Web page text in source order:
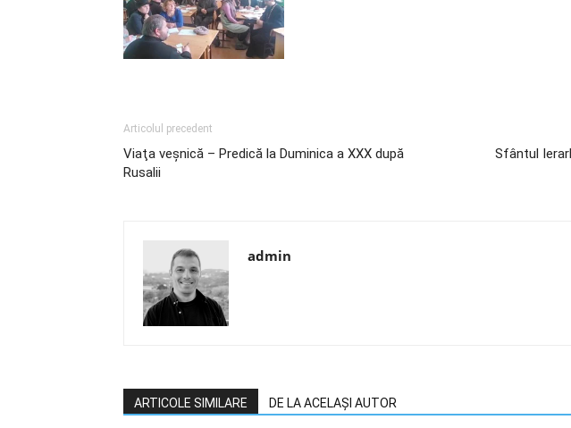
Articolul precedent
Viaţa veşnică – Predică la Duminica a XXX după
Rusalii
Sfântul
admin
ARTICOLE SIMILARE DE LA ACELAȘI AUTOR